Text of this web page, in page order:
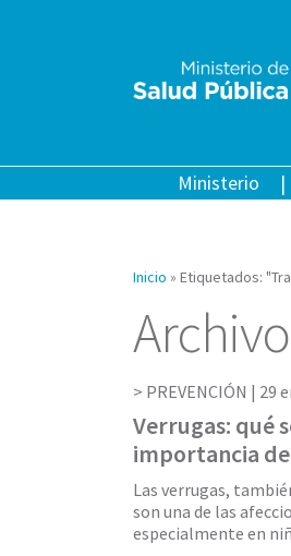
Ministerio
Inicio » Etiquetados:
PREVENCIÓN | 29
Verrugas: qué
importancia
Las verrugas,
son una de las
especialmente en